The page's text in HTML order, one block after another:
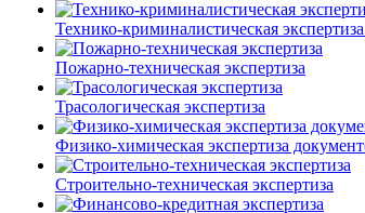
Технико-криминалистическая
Пожарно-техническая экспертиза
Трасологическая экспертиза
Физико-химическая экспертиза
Строительно-техническая экспертиза